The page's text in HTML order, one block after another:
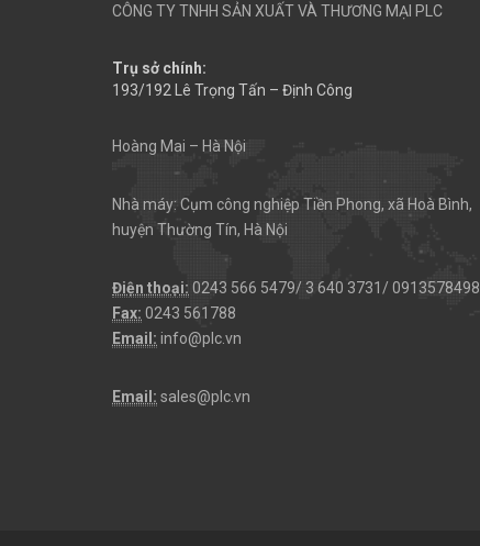
CÔNG TY TNHH SẢN XUẤT VÀ THƯƠNG MẠI PLC
Trụ sở chính:
193/192 Lê Trọng Tấn – Định Công
Hoàng Mai – Hà Nội
Nhà máy: Cụm công nghiệp Tiền Phong, xã Hoà Bình,
huyện Thường Tín, Hà Nội
Điện thoại: 0243 566 5479/ 3 640 3731/ 0913578498
Fax: 0243 561788
Email: info@plc.vn
Email: sales@plc.vn